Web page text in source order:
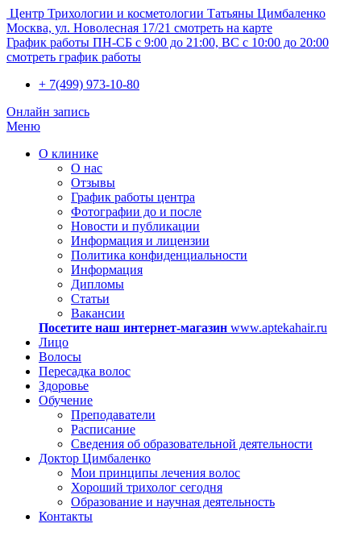
Центр Трихологии и косметологии Татьяны Цимбаленко
Москва, ул. Новолесная 17/21 смотреть на карте
График работы ПН-СБ с 9:00 до 21:00, ВС с 10:00 до 20:00
смотреть график работы
+ 7(499) 973-10-80
Онлайн запись
Меню
О клинике
О нас
Отзывы
График работы центра
Фотографии до и после
Новости и публикации
Информация и лицензии
Политика конфиденциальности
Информация
Дипломы
Статьи
Вакансии
Посетите наш интернет-магазин www.aptekahair.ru
Лицо
Волосы
Пересадка волос
Здоровье
Обучение
Преподаватели
Расписание
Сведения об образовательной деятельности
Доктор Цимбаленко
Мои принципы лечения волос
Хороший трихолог сегодня
Образование и научная деятельность
Контакты